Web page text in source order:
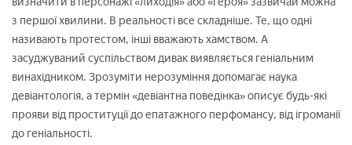
з першої хвилини. В реальності все складніше. Те, що одні
називають протестом, інші вважають хамством. А
засуджуваний суспільством дивак виявляється геніальним
винахідником. Зрозуміти нерозуміння допомагає наука
девіантологія, а термін «девіантна поведінка» описує будь-які
прояви від проституції до епатажного перфомансу, від ігроманії
до геніальності.